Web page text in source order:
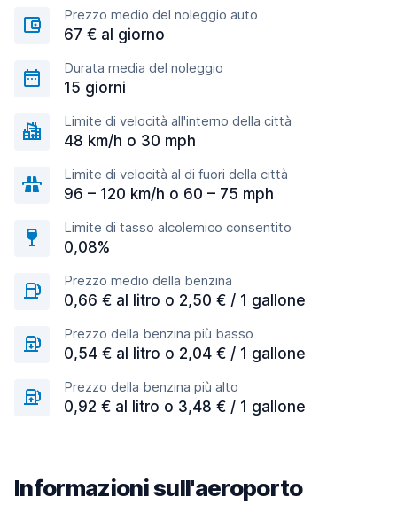
Prezzo medio del noleggio auto
67 € al giorno
Durata media del noleggio
15 giorni
Limite di velocità all'interno della città
48 km/h o 30 mph
Limite di velocità al di fuori della città
96 – 120 km/h o 60 – 75 mph
Limite di tasso alcolemico consentito
0,08%
Prezzo medio della benzina
0,66 € al litro o 2,50 € / 1 gallone
Prezzo della benzina più basso
0,54 € al litro o 2,04 € / 1 gallone
Prezzo della benzina più alto
0,92 € al litro o 3,48 € / 1 gallone
Informazioni sull'aeroporto